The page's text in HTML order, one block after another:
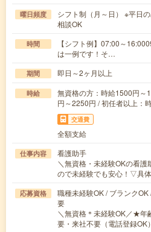
曜日頻度
シフト制（月～日） ※平日
相談OK
時間
【シフト例】07:00～
は一例です！そ…
期間 即日～2ヶ月以上
時給
無資格の方：時給1500円～
円～2250円 / 初任者以上：
交通費
全額支給
仕事内容
看護助手
＼無資格・未経験OKの看
ので未経験でも安心！▽具
応募資格
職種未経験OK / ブランク
要
＼無資格＊未経験OK／★年
要・来社不要（電話登録